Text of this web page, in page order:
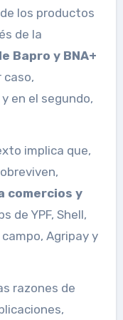
los productos
de la
Bapro y BNA+
caso,
en el segundo,
implica que,
comercios y
de YPF, Shell,
Agripay y
razones de